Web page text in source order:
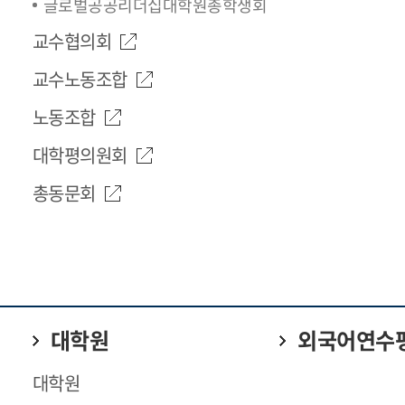
글로벌공공리더십대학원총학생회
교수협의회
교수노동조합
노동조합
대학평의원회
총동문회
대학원
대학원
외국어연수